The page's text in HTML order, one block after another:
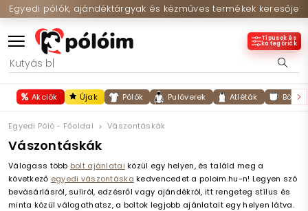
Egyedi pólók, ajándéktárgyak és kézműves termékek keresője
Típusok és
kategóriák
Akciók Újak Pólók Pulóverek Atléták
Egyedi Póló - Főoldal Vászontáskák
Vászontáskák
Válogass több bolt ajánlatai közül egy helyen, és találd meg a
következő egyedi vászontáska kedvencedet a poloim.hu-n! Legyen szó
bevásárlásról, suliról, edzésről vagy ajándékról, itt rengeteg stílus és
minta közül válogathatsz, a boltok legjobb ajánlatait egy helyen látva.